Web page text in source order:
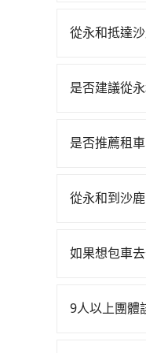
機服務，因
從永和抵達
數5公里內加
是否建議從
班次高鐵可
車費900元後
在還不馬上
是否推薦租
天就要來回
額外的汽車
像在開樂透
從永和到沙
到車，也可
如果想包車
需要載運骨
9人以上團體